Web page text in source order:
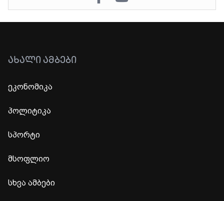
ᲐᲮᲐᲚᲘ ᲐᲛᲑᲔᲑᲘ
ეკონომიკა
პოლიტიკა
სპორტი
მსოფლიო
სხვა ამბები